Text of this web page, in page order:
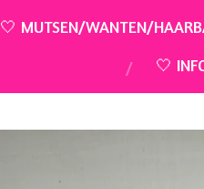
🤍 MUTSEN/WANTEN/
🤍